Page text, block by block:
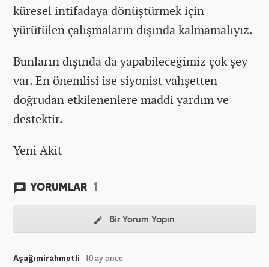
küresel intifadaya dönüştürmek için
yürütülen çalışmaların dışında kalmamalıyız.
Bunların dışında da yapabileceğimiz çok şey
var. En önemlisi ise siyonist vahşetten
doğrudan etkilenenlere maddi yardım ve
destektir.
Yeni Akit
YORUMLAR 1
Bir Yorum Yapın
Aşağımirahmetli 10 ay önce